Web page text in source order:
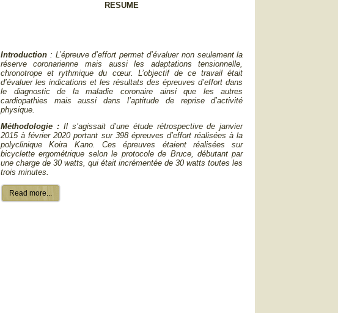
RESUME
Introduction : L’épreuve d’effort permet d’évaluer non seulement la
réserve coronarienne mais aussi les adaptations tensionnelle,
chronotrope et rythmique du cœur. L’objectif de ce travail était
d’évaluer les indications et les résultats des épreuves d’effort dans
le diagnostic de la maladie coronaireainsique les autres
cardiopathies mais aussi dans l’aptitude de reprise d’activité
physique.
Méthodologie : Il s’agissait d’une étude rétrospective de janvier
2015 à février 2020 portant sur 398 épreuves d’effort réalisées à la
polyclinique Koira Kano. Ces épreuves étaient réalisées sur
bicyclette ergométrique selon le protocole de Bruce, débutant par
une charge de 30 watts, qui était incrémentée de 30 watts toutes les
trois minutes.
Read more...